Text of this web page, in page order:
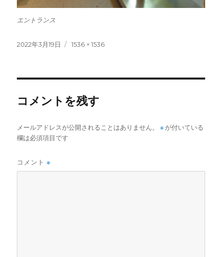
エントランス
投
2022年3月19日
フ
1536 × 1536
コメントを残す
メールアドレスが公開されることはありません。 ※ が付いている
欄は必須項目です
コメント※